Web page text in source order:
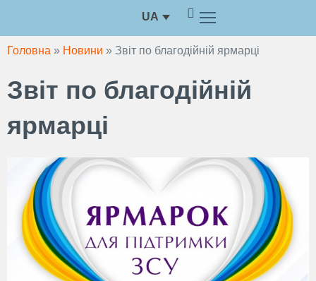
вмісту
UA
Головна » Новини » Звіт по благодійній ярмарці
Звіт по благодійній
ярмарці